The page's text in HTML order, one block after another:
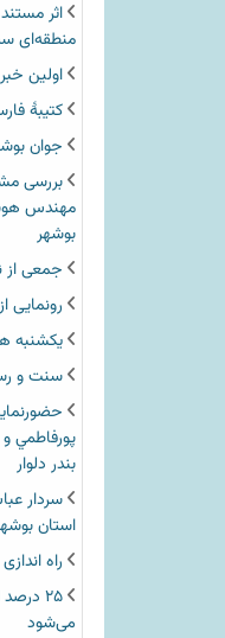
اثر
منطقه‌ای
اولین
کتیبۀ
جوان
بررسی
مهندس
بوشهر
جمعی از
رونمایی
یکشنبه
سنت و
پورفاطمي
بندر دلوار
استان
راه
۲۵
می‌شود